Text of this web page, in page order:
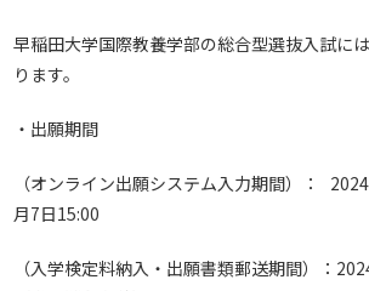
早稲田大学国際教養学部の総合型選抜入試に
ります。
・出願期間
（オンライン出願システム入力期間）：
月7日15:00
（入学検定料納入・出願書類郵送期間）：